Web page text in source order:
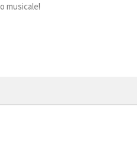
musicale!